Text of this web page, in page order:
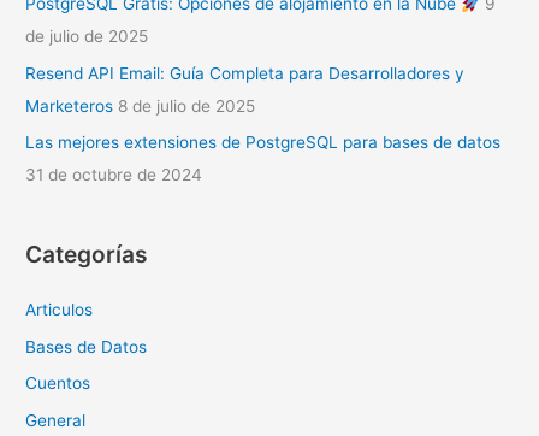
PostgreSQL Gratis: Opciones de alojamiento en la Nube
9
de julio de 2025
Resend API Email: Guía Completa para Desarrolladores y
Marketeros 8 de julio de 2025
Las mejores extensiones de PostgreSQL para bases de datos
31 de octubre de 2024
Categorías
Articulos
Bases de Datos
Cuentos
General